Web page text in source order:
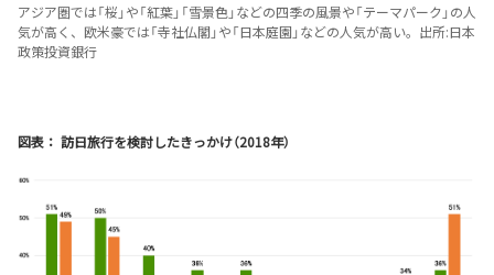
アジア圏では「桜」や「紅葉」「雪景色」などの四季の風景や「テーマパーク」の人
気が高く、欧米豪では「寺社仏閣」や「日本庭園」などの人気が高い。出所:日本
政策投資銀行
図表： 訪日旅行を検討したきっかけ（2018年）